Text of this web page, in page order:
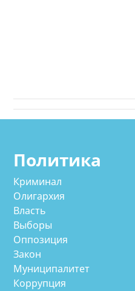
Политика
Криминал
Олигархия
Власть
Выборы
Оппозиция
Закон
Муниципалитет
Коррупция